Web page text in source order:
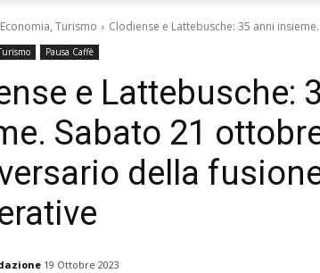
Turismo Clodiense e Lattebusche: 35 anni
Pausa Caffè
e Lattebusche:
Sabato 21
della
19 Ottobre 2023